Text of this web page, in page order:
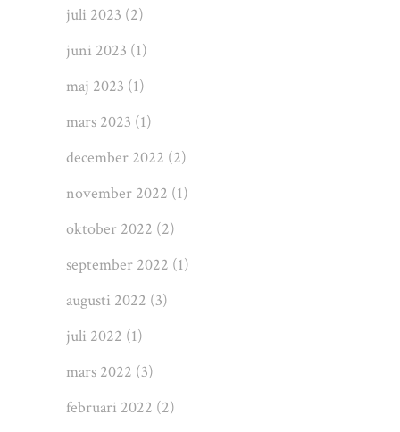
juli 2023 (2)
juni 2023 (1)
maj 2023 (1)
mars 2023 (1)
december 2022 (2)
november 2022 (1)
oktober 2022 (2)
september 2022 (1)
augusti 2022 (3)
juli 2022 (1)
mars 2022 (3)
februari 2022 (2)